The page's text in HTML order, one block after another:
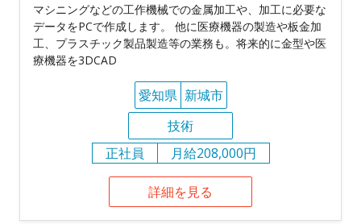
マシニングなどの工作機械での金属加工や、加工に必要な
データをPCで作成します。 他に医療機器の製造や板金加
工、プラスチック製品製造等の業務も。将来的に金型や医
療機器を3DCAD
愛知県 新城市
技術
正社員
月給208,000円
詳細を見る